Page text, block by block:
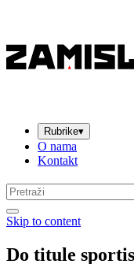
Rubrike▾
O nama
Kontakt
Pretraga:
Skip to content
Do titule